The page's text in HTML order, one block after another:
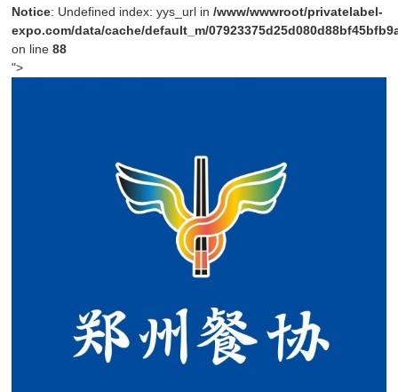
Notice: Undefined index: yys_url in/www/wwwroot/privatelabel-
expo.com/data/cache/default_m/
on line88
">